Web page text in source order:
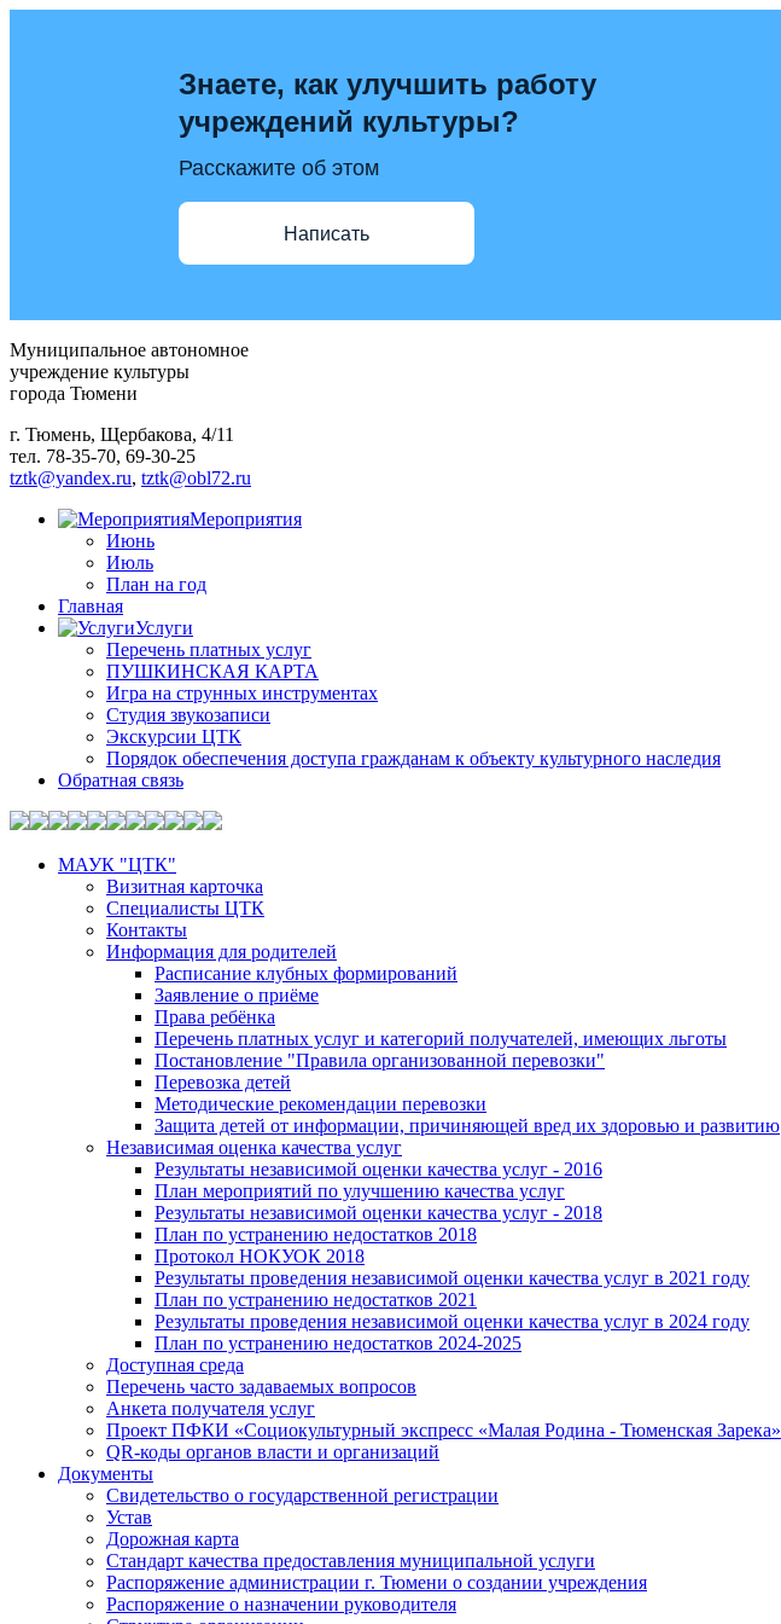
Знаете, как улучшить работу
учреждений культуры?
Расскажите об этом
Написать
Муниципальное автономное
учреждение культуры
города Тюмени
г. Тюмень, Щербакова, 4/11
тел. 78-35-70, 69-30-25
tztk@yandex.ru, tztk@obl72.ru
Мероприятия
Июнь
Июль
План на год
Главная
Услуги
Перечень платных услуг
ПУШКИНСКАЯ КАРТА
Игра на струнных инструментах
Студия звукозаписи
Экскурсии ЦТК
Порядок обеспечения доступа гражданам к объекту культурного наследия
Обратная связь
МАУК "ЦТК"
Визитная карточка
Специалисты ЦТК
Контакты
Информация для родителей
Расписание клубных формирований
Заявление о приёме
Права ребёнка
Перечень платных услуг и категорий получателей, имеющих льготы
Постановление "Правила организованной перевозки"
Перевозка детей
Методические рекомендации перевозки
Защита детей от информации, причиняющей вред их здоровью и развитию
Независимая оценка качества услуг
Результаты независимой оценки качества услуг - 2016
План мероприятий по улучшению качества услуг
Результаты независимой оценки качества услуг - 2018
План по устранению недостатков 2018
Протокол НОКУОК 2018
Результаты проведения независимой оценки качества услуг в 2021 году
План по устранению недостатков 2021
Результаты проведения независимой оценки качества услуг в 2024 году
План по устранению недостатков 2024-2025
Доступная среда
Перечень часто задаваемых вопросов
Анкета получателя услуг
Проект ПФКИ «Социокультурный экспресс «Малая Родина - Тюменская Зарека»
QR-коды органов власти и организаций
Документы
Свидетельство о государственной регистрации
Устав
Дорожная карта
Стандарт качества предоставления муниципальной услуги
Распоряжение администрации г. Тюмени о создании учреждения
Распоряжение о назначении руководителя